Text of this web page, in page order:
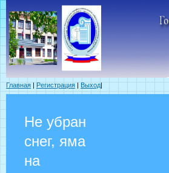
Главная | Регистрация | Выход|
Не убран
снег, яма
на